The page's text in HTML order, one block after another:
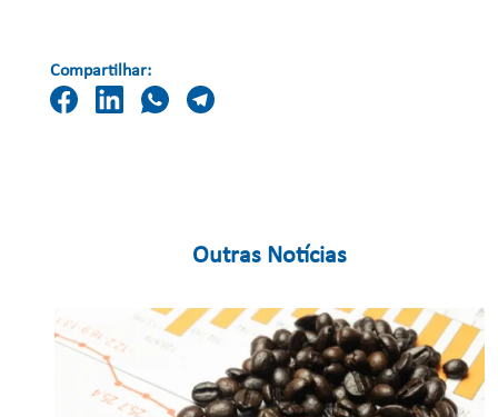
Compartilhar:
Outras Notícias